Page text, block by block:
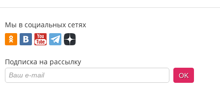
Мы в социальных сетях
Подписка на рассылку
OK